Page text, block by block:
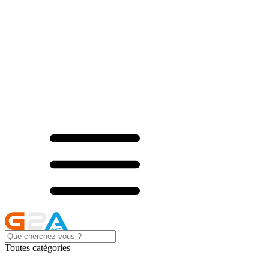
Toutes catégories